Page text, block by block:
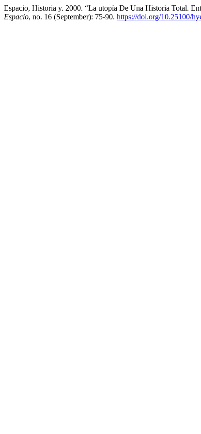
Espacio, Historia y. 2000. “La utopía De Una Historia Total.
Espacio, no. 16 (September): 75-90. https://doi.org/10.25100/